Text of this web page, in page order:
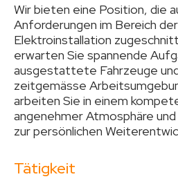
Wir bieten eine Position, die
Anforderungen im Bereich der
Elektroinstallation
erwarten Sie spannende
ausgestattete Fahrzeuge
zeitgemässe
arbeiten Sie in einem
angenehmer Atmosphäre
zur persönlichen
Tätigkeit